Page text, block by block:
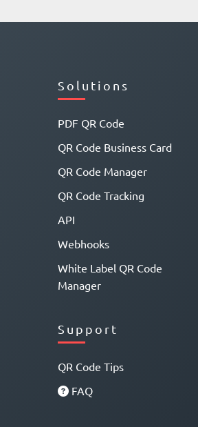
Solutions
PDF QR Code
QR Code Business Card
QR Code Manager
QR Code Tracking
API
Webhooks
White Label QR Code
Manager
Support
QR Code Tips
FAQ